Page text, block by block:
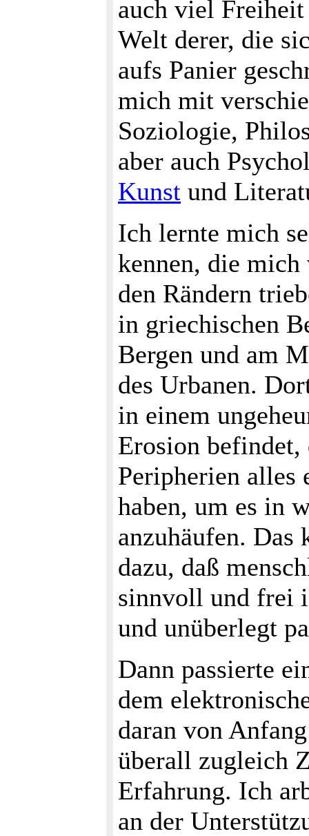
auch viel
Welt derer, die
aufs Panier
mich mit
Soziologie,
aber auch
Kunst und
Ich lernte mich
kennen, die
den Rändern
in griechischen
Bergen und am
des Urbanen.
in einem
Erosion befindet,
Peripherien alles
haben, um es in
anzuhäufen.
dazu, daß
sinnvoll und frei
und unüberlegt
Dann passierte
dem
daran von
überall zugleich
Erfahrung. Ich
an der